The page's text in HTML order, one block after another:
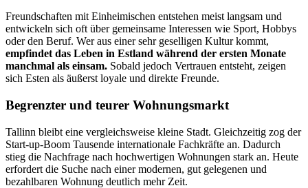
Freundschaften mit Einheimischen entstehen meist langsam und
entwickeln sich oft über gemeinsame Interessen wie Sport, Hobbys
oder den Beruf. Wer aus einer sehr geselligen Kultur kommt,
empfindet das Leben in Estland während der ersten Monate
manchmal als einsam. Sobald jedoch Vertrauen entsteht, zeigen
sich Esten als äußerst loyale und direkte Freunde.
Begrenzter und teurer Wohnungsmarkt
Tallinn bleibt eine vergleichsweise kleine Stadt. Gleichzeitig zog der
Start-up-Boom Tausende internationale Fachkräfte an. Dadurch
stieg die Nachfrage nach hochwertigen Wohnungen stark an. Heute
erfordert die Suche nach einer modernen, gut gelegenen und
bezahlbaren Wohnung deutlich mehr Zeit.